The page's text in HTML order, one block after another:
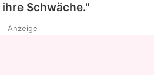
Schwäche."
Anzeige